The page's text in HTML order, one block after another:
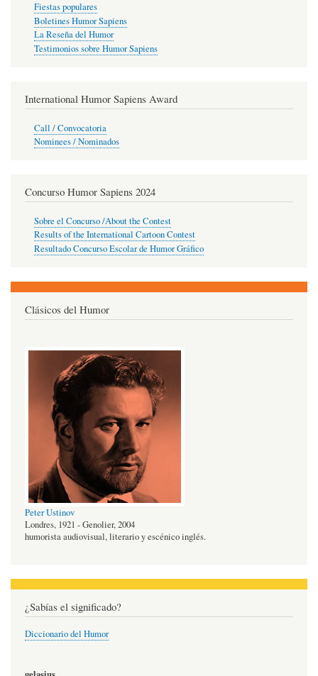
Fiestas populares
Boletines Humor Sapiens
La Reseña del Humor
Testimonios sobre Humor Sapiens
International Humor Sapiens Award
Call / Convocatoria
Nominees / Nominados
Concurso Humor Sapiens 2024
Sobre el Concurso /About the Contest
Results of the International Cartoon Contest
Resultado Concurso Escolar de Humor Gráfico
Clásicos del Humor
Peter Ustinov
Londres, 1921 - Genolier, 2004
humorista audiovisual, literario y escénico inglés.
¿Sabías el significado?
Diccionario del Humor